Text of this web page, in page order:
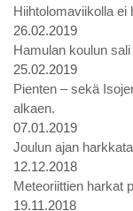
Hiihtolomaviikolla ei
26.02.2019
Hamulan koulun
25.02.2019
Pienten – sekä
alkaen.
07.01.2019
Joulun ajan
12.12.2018
Meteoriittien harkat
19.11.2018